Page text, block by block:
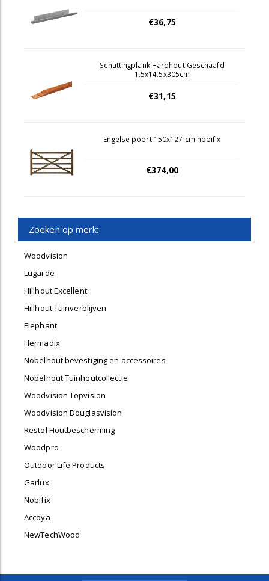
€36,75
Schuttingplank Hardhout Geschaafd
1.5x14.5x305cm
€31,15
Engelse poort 150x127 cm nobifix
€374,00
Zoeken op merk:
Woodvision
Lugarde
Hillhout Excellent
Hillhout Tuinverblijven
Elephant
Hermadix
Nobelhout bevestiging en accessoires
Nobelhout Tuinhoutcollectie
Woodvision Topvision
Woodvision Douglasvision
Restol Houtbescherming
Woodpro
Outdoor Life Products
Garlux
Nobifix
Accoya
NewTechWood